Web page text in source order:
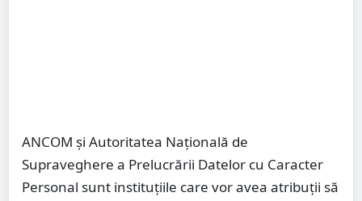
ANCOM și Autoritatea Națională de
Supraveghere a Prelucrării Datelor cu Caracter
Personal sunt instituțiile care vor avea atribuții să